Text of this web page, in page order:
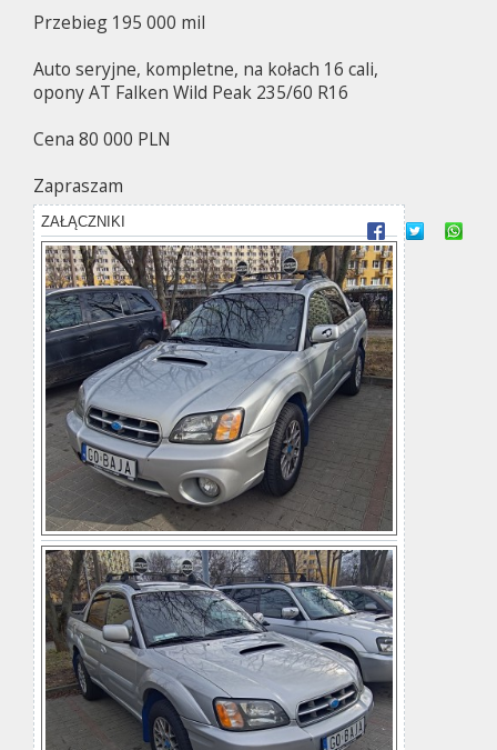
Przebieg 195 000 mil
Auto seryjne, kompletne, na kołach 16 cali,
opony AT Falken Wild Peak 235/60 R16
Cena 80 000 PLN
Zapraszam
ZAŁĄCZNIKI